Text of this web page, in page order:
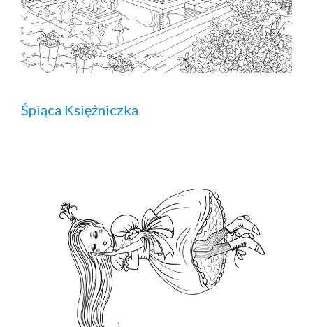
Śpiąca Księżniczka